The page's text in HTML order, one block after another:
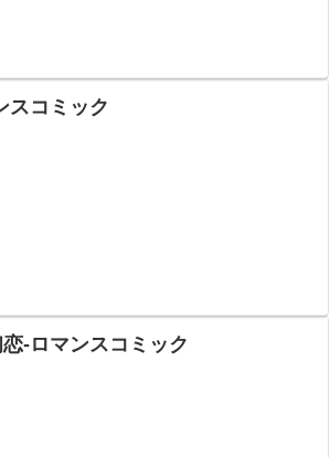
スコミック
-ロマンスコミック